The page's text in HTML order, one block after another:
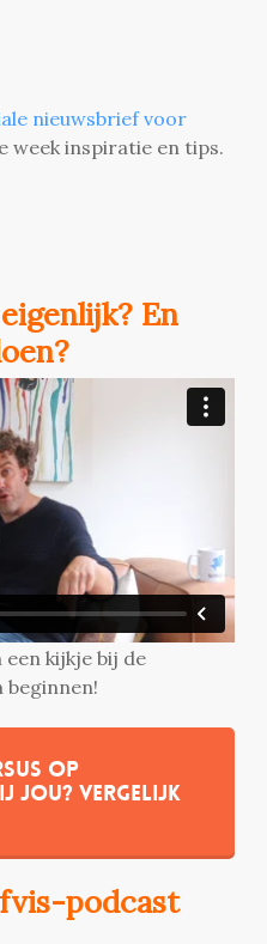
nieuwsbrief voor
week inspiratie en tips.
En
kijkje bij de
beginnen!
op
jou? Vergelijk
podcast